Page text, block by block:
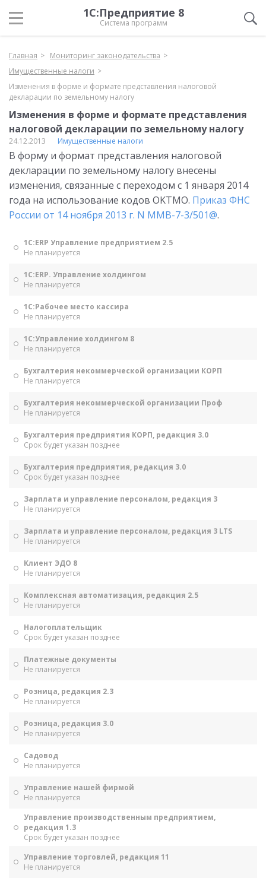
1С:Предприятие 8
Система программ
Главная
Мониторинг законодательства
Имущественные налоги
Изменения в форме и формате представления налоговой
декларации по земельному налогу
Изменения в форме и формате представления
налоговой декларации по земельному налогу
24.12.2013 Имущественные налоги
В форму и формат представления налоговой
декларации по земельному налогу внесены
изменения, связанные с переходом с 1 января 2014
года на использование кодов OKTMО. Приказ ФНС
России от 14 ноября 2013 г. N ММВ-7-3/501@.
1С:ERP Управление предприятием 2.5
Не планируется
1С:ERP. Управление холдингом
Не планируется
1С:Рабочее место кассира
Не планируется
1С:Управление холдингом 8
Не планируется
Бухгалтерия некоммерческой организации КОРП
Не планируется
Бухгалтерия некоммерческой организации Проф
Не планируется
Бухгалтерия предприятия КОРП, редакция 3.0
Срок будет указан позднее
Бухгалтерия предприятия, редакция 3.0
Срок будет указан позднее
Зарплата и управление персоналом, редакция 3
Не планируется
Зарплата и управление персоналом, редакция 3 LTS
Не планируется
Клиент ЭДО 8
Не планируется
Комплексная автоматизация, редакция 2.5
Не планируется
Налогоплательщик
Срок будет указан позднее
Платежные документы
Не планируется
Розница, редакция 2.3
Не планируется
Розница, редакция 3.0
Не планируется
Садовод
Не планируется
Управление нашей фирмой
Не планируется
Управление производственным предприятием,
редакция 1.3
Срок будет указан позднее
Управление торговлей, редакция 11
Не планируется